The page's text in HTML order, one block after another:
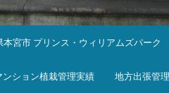
本宮市 プリンス・ウィリアムズパーク
ンション植栽管理実績 地方出張管理